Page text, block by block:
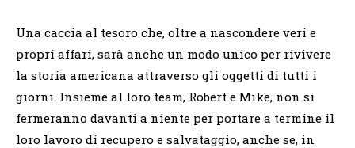
Una caccia al tesoro che, oltre a nascondere veri e
propri affari, sarà anche un modo unico per rivivere
la storia americana attraverso gli oggetti di tutti i
giorni. Insieme al loro team, Robert e Mike, non si
fermeranno davanti a niente per portare a termine il
loro lavoro di recupero e salvataggio, anche se, in